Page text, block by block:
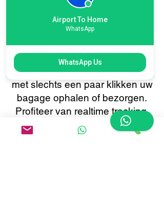
Het boeken van uw
koerierdienst naar Manchester
International Airport met Airport
To Home is snel en eenvoudig.
Met ons gebruiksvriendelijke
online boekingssysteem kunt u
met slechts een paar klikken uw
bagage ophalen of bezorgen.
Profiteer van realtime tracking,
directe bevestigingen en 24/7
klantenservice, allemaal
Airport To Home
WhatsApp
WhatsApp Us